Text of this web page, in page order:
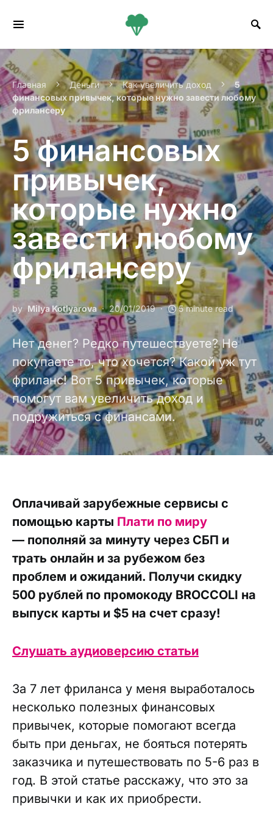
Главная Деньги Как увеличить доход
5
финансовых привычек, которые нужно завести любому
фрилансеру
5 финансовых
привычек,
которые нужно
завести любому
фрилансеру
by Milya Kotlyarova 20/01/2019 5 minute read
Нет денег? Редко путешествуете? Не
покупаете то, что хочется? Какой уж тут
фриланс! Вот 5 привычек, которые
помогут вам увеличить доход и
подружиться с финансами.
Оплачивай зарубежные сервисы с
помощью карты Плати по миру
— пополняй за минуту через СБП и
трать онлайн и за рубежом без
проблем и ожиданий. Получи скидку
500 рублей по промокоду BROCCOLI на
выпуск карты и $5 на счет сразу!
Слушать аудиоверсию статьи
За 7 лет фриланса у меня выработалось
несколько полезных финансовых
привычек, которые помогают всегда
быть при деньгах, не бояться потерять
заказчика и путешествовать по 5-6 раз в
год. В этой статье расскажу, что это за
привычки и как их приобрести.